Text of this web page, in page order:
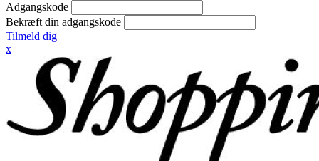
Adgangskode
Bekræft din adgangskode
Tilmeld dig
x